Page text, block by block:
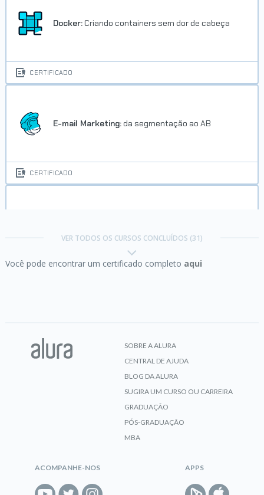
Docker: Criando containers sem dor de cabeça
CERTIFICADO
E-mail Marketing: da segmentação ao AB
CERTIFICADO
Entendendo a web por baixo dos panos
VER TODOS OS CURSOS CONCLUÍDOS (31)
Você pode encontrar um certificado completo aqui
SOBRE A ALURA
CENTRAL DE AJUDA
BLOG DA ALURA
SUGIRA UM CURSO OU CARREIRA
GRADUAÇÃO
PÓS-GRADUAÇÃO
MBA
ACOMPANHE-NOS APPS